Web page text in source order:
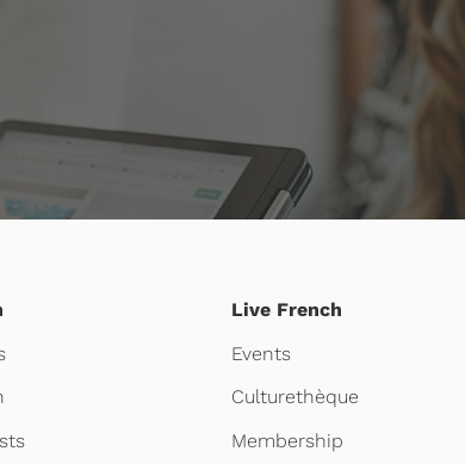
Live French
Events
Culturethèque
Membership